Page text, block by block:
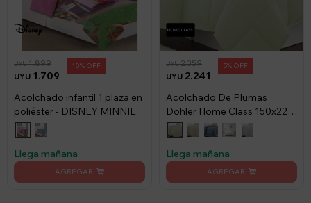
UYU 1.709
UYU1.899 10
Acolchado infantil 1 plaza en
poliéster - DISNEY MINNIE
Llega mañana
UYU 2.241
UYU2.359 5
Acolchado De Plumas
Dohler Home Class 150x220
cm - Menta
Llega mañana